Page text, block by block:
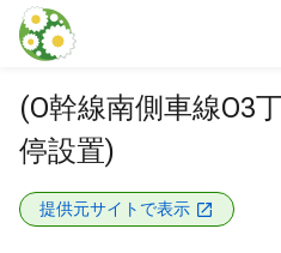
本文に飛ぶ
(O幹線南側車線O3
停設置)
提供元サイトで表示